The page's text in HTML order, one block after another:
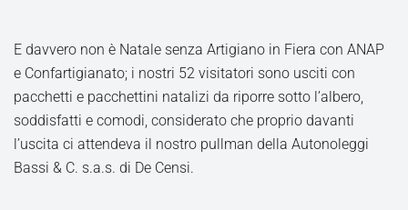
E davvero non è Natale senza Artigiano in Fiera con ANAP
e Confartigianato; i nostri 52 visitatori sono usciti con
pacchetti e pacchettini natalizi da riporre sotto l’albero,
soddisfatti e comodi, considerato che proprio davanti
l’uscita ci attendeva il nostro pullman della Autonoleggi
Bassi & C. s.a.s. di De Censi.